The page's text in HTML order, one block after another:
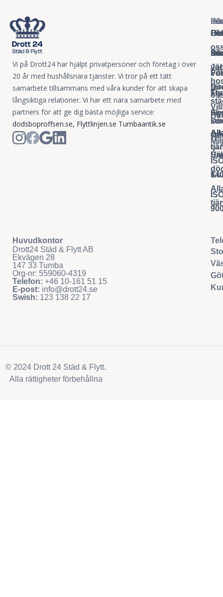
Vi på Drott24 har hjälpt privatpersoner och företag i över
20 år med hushållsnära tjänster. Vi tror på ett tätt
samarbete tillsammans med våra kunder för att skapa
långsiktiga relationer. Vi har ett nära samarbete med
partners för att ge dig bästa möjliga service:
dodsboproffsen.se, Flyttlinjen.se Tumbaantik.se
Om
Huvudkontor
Drott24 Städ & Flytt AB
Ekvägen 28
147 33 Tumba
Org-nr: 559060-4319
Telefon: +46 10-161 51 15
E-post: info@drott24.se
Swish: 123 138 22 17
© 2024 Drott 24 Städ & Flytt.
Alla rättigheter förbehållna